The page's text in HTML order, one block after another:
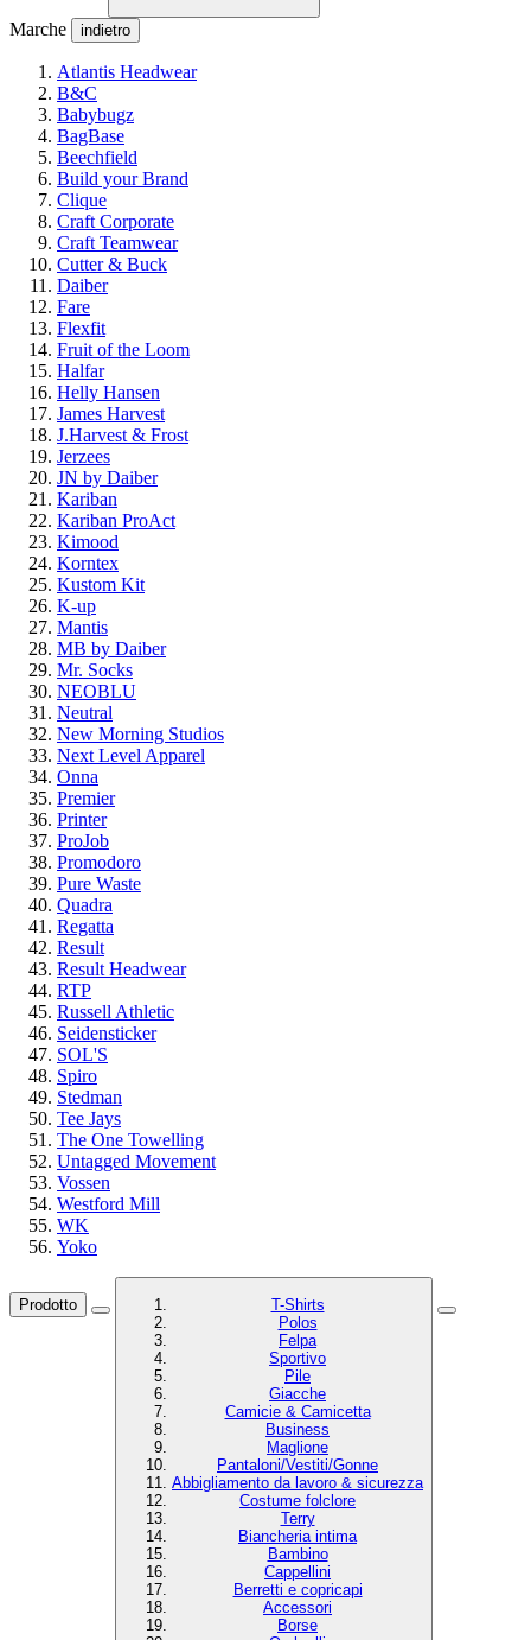
Marche indietro
Atlantis Headwear
B&C
Babybugz
BagBase
Beechfield
Build your Brand
Clique
Craft Corporate
Craft Teamwear
Cutter & Buck
Daiber
Fare
Flexfit
Fruit of the Loom
Halfar
Helly Hansen
James Harvest
J.Harvest & Frost
Jerzees
JN by Daiber
Kariban
Kariban ProAct
Kimood
Korntex
Kustom Kit
K-up
Mantis
MB by Daiber
Mr. Socks
NEOBLU
Neutral
New Morning Studios
Next Level Apparel
Onna
Premier
Printer
ProJob
Promodoro
Pure Waste
Quadra
Regatta
Result
Result Headwear
RTP
Russell Athletic
Seidensticker
SOL'S
Spiro
Stedman
Tee Jays
The One Towelling
Untagged Movement
Vossen
Westford Mill
WK
Yoko
Prodotto
T-Shirts
Polos
Felpa
Sportivo
Pile
Giacche
Camicie & Camicetta
Business
Maglione
Pantaloni/Vestiti/Gonne
Abbigliamento da lavoro & sicurezza
Costume folclore
Terry
Biancheria intima
Bambino
Cappellini
Berretti e copricapi
Accessori
Borse